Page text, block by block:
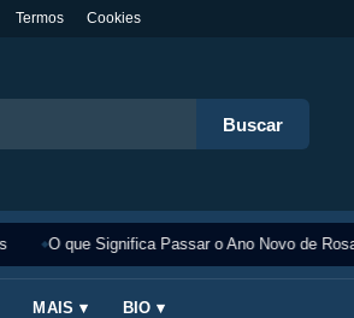
Termos Cookies
Buscar
O que Significa Passar o Ano Novo de Rosa?
MAIS ▾ BIO ▾